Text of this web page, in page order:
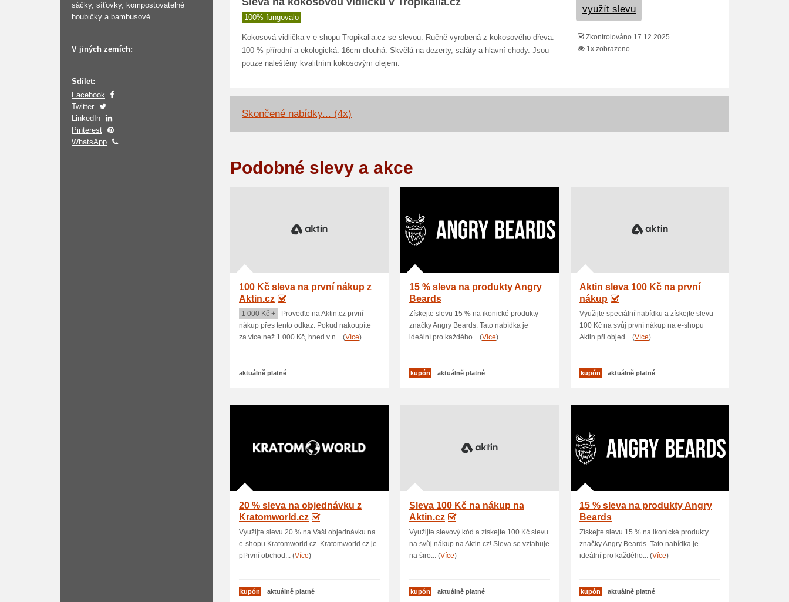
sáčky, síťovky, kompostovatelné
houbičky a bambusové ...
V jiných zemích:
Sdílet:
Facebook
Twitter
LinkedIn
Pinterest
WhatsApp
100% fungovalo
Kokosová vidlička v e-shopu Tropikalia.cz se slevou. Ručně vyrobená z kokosového dřeva.
100 % přírodní a ekologická. 16cm dlouhá. Skvělá na dezerty, saláty a hlavní chody. Jsou
pouze naleštěny kvalitním kokosovým olejem.
využít slevu
Zkontrolováno 17.12.2025
1x zobrazeno
Skončené nabídky... (4x)
Podobné slevy a akce
100 Kč sleva na první nákup z
Aktin.cz
1 000 Kč +
Proveďte na Aktin.cz první
nákup přes tento odkaz. Pokud nakoupíte
za více než 1 000 Kč, hned v n... (Více)
aktuálně platné
15 % sleva na produkty Angry
Beards
Získejte slevu 15 % na ikonické produkty
značky Angry Beards. Tato nabídka je
ideální pro každého... (Více)
kupón aktuálně platné
Aktin sleva 100 Kč na první
nákup
Využijte speciální nabídku a získejte slevu
100 Kč na svůj první nákup na e-shopu
Aktin při objed... (Více)
kupón aktuálně platné
20 % sleva na objednávku z
Kratomworld.cz
Využijte slevu 20 % na Vaši objednávku na
e-shopu Kratomworld.cz. Kratomworld.cz je
pPrvní obchod... (Více)
kupón aktuálně platné
Sleva 100 Kč na nákup na
Aktin.cz
Využijte slevový kód a získejte 100 Kč slevu
na svůj nákup na Aktin.cz! Sleva se vztahuje
na širo... (Více)
kupón aktuálně platné
15 % sleva na produkty Angry
Beards
Získejte slevu 15 % na ikonické produkty
značky Angry Beards. Tato nabídka je
ideální pro každého... (Více)
kupón aktuálně platné